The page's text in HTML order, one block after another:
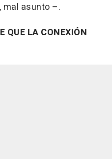
mal asunto –.
QUE LA CONEXIÓN